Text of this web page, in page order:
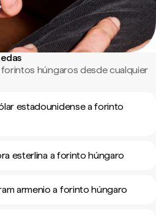
húngaros desde cualquier
estadounidense a forinto
esterlina a forinto húngaro
armenio a forinto húngaro